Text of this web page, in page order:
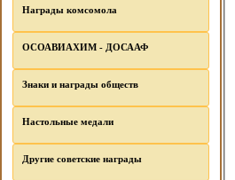
Награды комсомола
ОСОАВИАХИМ - ДОСААФ
Знаки и награды обществ
Настольные медали
Другие советские награды